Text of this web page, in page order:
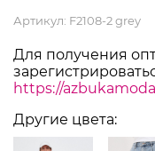
Артикул: F2108-2 grey
Для получения
https://
Другие цвета: